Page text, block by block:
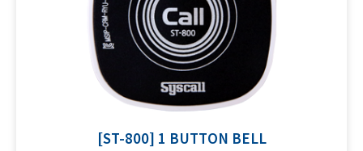
[ST-800] 1 BUTTON BELL